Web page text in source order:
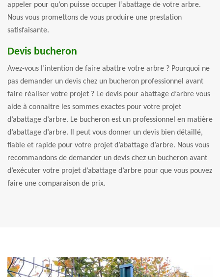
appeler pour qu’on puisse occuper l’abattage de votre arbre.
Nous vous promettons de vous produire une prestation
satisfaisante.
Devis bucheron
Avez-vous l’intention de faire abattre votre arbre ? Pourquoi ne
pas demander un devis chez un bucheron professionnel avant
faire réaliser votre projet ? Le devis pour abattage d’arbre vous
aide à connaitre les sommes exactes pour votre projet
d’abattage d’arbre. Le bucheron est un professionnel en matière
d’abattage d’arbre. Il peut vous donner un devis bien détaillé,
fiable et rapide pour votre projet d’abattage d’arbre. Nous vous
recommandons de demander un devis chez un bucheron avant
d’exécuter votre projet d’abattage d’arbre pour que vous pouvez
faire une comparaison de prix.